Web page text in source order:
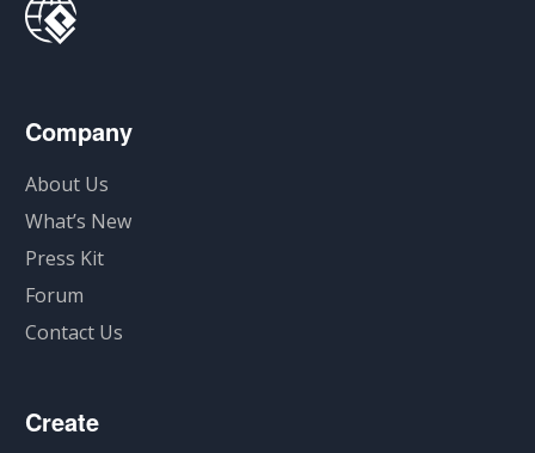
Company
About Us
What’s New
Press Kit
Forum
Contact Us
Create